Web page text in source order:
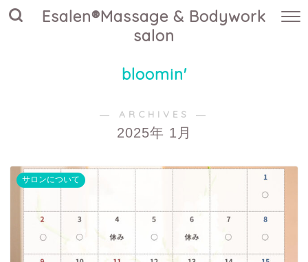
Esalen®Massage & Bodywork
salon
bloomin'
― ARCHIVES ―
2025年 1月
サロンについて